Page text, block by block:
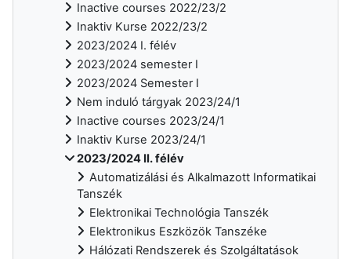
Inactive courses 2022/23/2
Inaktiv Kurse 2022/23/2
2023/2024 I. félév
2023/2024 semester I
2023/2024 Semester I
Nem induló tárgyak 2023/24/1
Inactive courses 2023/24/1
Inaktiv Kurse 2023/24/1
2023/2024 II. félév
Automatizálási és Alkalmazott Informatikai
Tanszék
Elektronikai Technológia Tanszék
Elektronikus Eszközök Tanszéke
Hálózati Rendszerek és Szolgáltatások